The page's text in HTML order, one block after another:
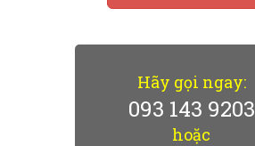
Hãy gọi ngay:
093 143 9203
hoặc